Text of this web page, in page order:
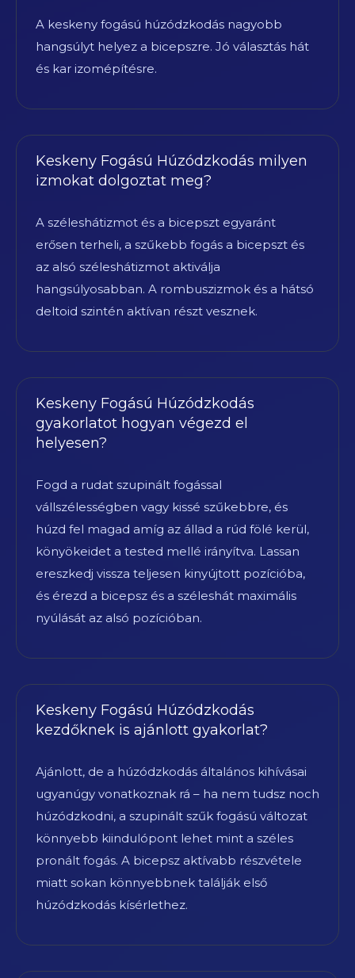
A keskeny fogású húzódzkodás nagyobb
hangsúlyt helyez a bicepszre. Jó választás hát
és kar izomépítésre.
Keskeny Fogású Húzódzkodás milyen
izmokat dolgoztat meg?
A széleshátizmot és a bicepszt egyaránt
erősen terheli, a szűkebb fogás a bicepszt és
az alsó széleshátizmot aktiválja
hangsúlyosabban. A rombuszizmok és a hátsó
deltoid szintén aktívan részt vesznek.
Keskeny Fogású Húzódzkodás
gyakorlatot hogyan végezd el
helyesen?
Fogd a rudat szupinált fogással
vállszélességben vagy kissé szűkebbre, és
húzd fel magad amíg az állad a rúd fölé kerül,
könyökeidet a tested mellé irányítva. Lassan
ereszkedj vissza teljesen kinyújtott pozícióba,
és érezd a bicepsz és a széleshát maximális
nyúlását az alsó pozícióban.
Keskeny Fogású Húzódzkodás
kezdőknek is ajánlott gyakorlat?
Ajánlott, de a húzódzkodás általános kihívásai
ugyanúgy vonatkoznak rá – ha nem tudsz noch
húzódzkodni, a szupinált szűk fogású változat
könnyebb kiindulópont lehet mint a széles
pronált fogás. A bicepsz aktívabb részvétele
miatt sokan könnyebbnek találják első
húzódzkodás kísérlethez.